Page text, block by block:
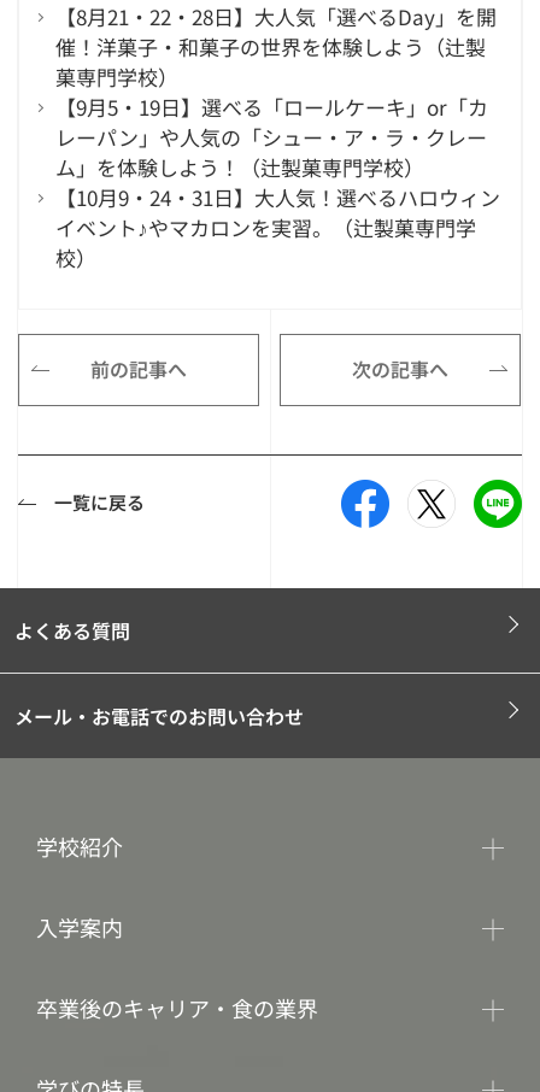
【8月21・22・28日】大人気「選べるDay」を開
催！洋菓子・和菓子の世界を体験しよう（辻製
菓専門学校）
【9月5・19日】選べる「ロールケーキ」or「カ
レーパン」や人気の「シュー・ア・ラ・クレー
ム」を体験しよう！（辻製菓専門学校）
【10月9・24・31日】大人気！選べるハロウィン
イベント♪やマカロンを実習。（辻製菓専門学
校）
前の記事へ 次の記事へ
一覧に戻る
よくある質問
メール・お電話でのお問い合わせ
学校紹介
入学案内
卒業後のキャリア・食の業界